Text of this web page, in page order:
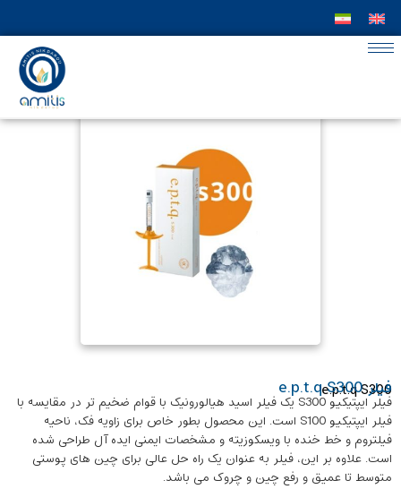
e.p.t.q S300
فیلر e.p.t.q S300
فیلر ایپتیکیو S300 یک فیلر اسید هیالورونیک با قوام ضخیم تر در مقایسه با
فیلر ایپتیکیو S100 است. این محصول بطور خاص برای زاویه فک، ناحیه
فیلتروم و خط خنده با ویسکوزیته و مشخصات ایمنی ایده آل طراحی شده
است. علاوه بر این، فیلر به عنوان یک راه حل عالی برای چین های پوستی
متوسط تا عمیق و رفع چین و چروک می باشد.